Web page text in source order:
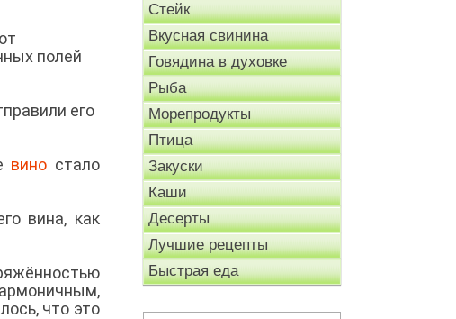
полей
его
вино стало
вина, как
что это
Стейк
Вкусная свинина
Говядина в духовке
Рыба
Морепродукты
Птица
Закуски
Каши
Десерты
Лучшие рецепты
Быстрая еда